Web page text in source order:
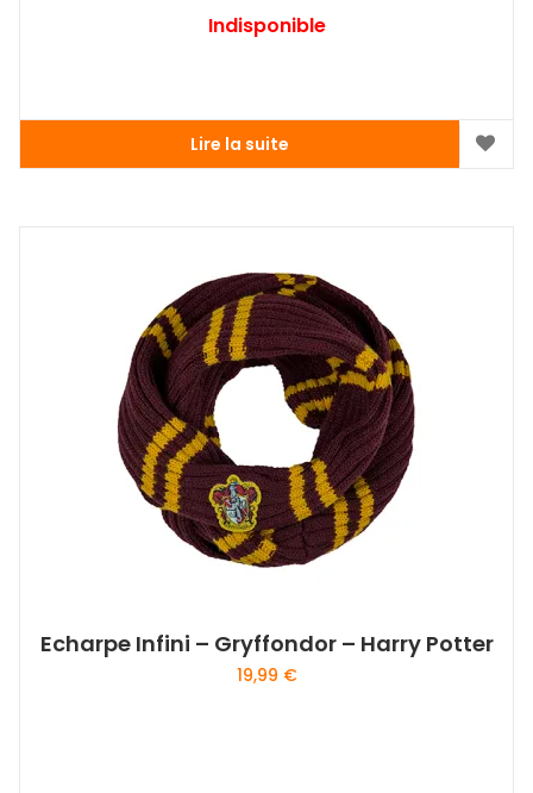
Indisponible
Lire la suite
Echarpe Infini – Gryffondor – Harry Potter
19,99 €